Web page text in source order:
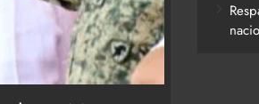
ACTIVIDADES DE ROCÍO NAHLE